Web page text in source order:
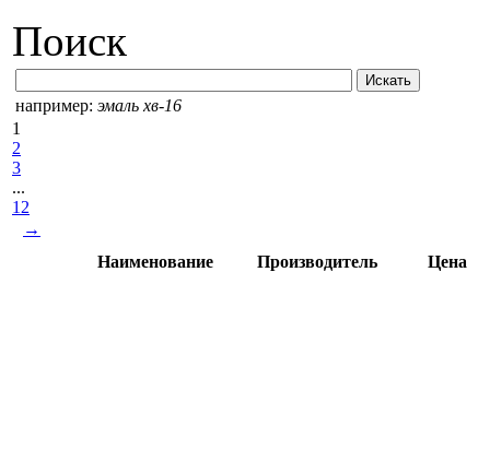
Поиск
например: эмаль хв-16
1
2
3
...
12
→
Наименование
Производитель Цена